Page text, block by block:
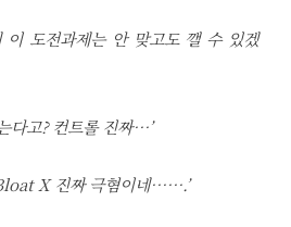
이 도전과제는 안 맞고도 깰 수 있겠
다고? 컨트롤 진짜…’
X 진짜 극혐이네…….’